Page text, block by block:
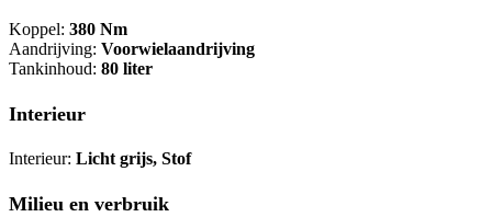
Koppel: 380 Nm
Aandrijving: Voorwielaandrijving
Tankinhoud: 80 liter
Interieur
Interieur: Licht grijs, Stof
Milieu en verbruik